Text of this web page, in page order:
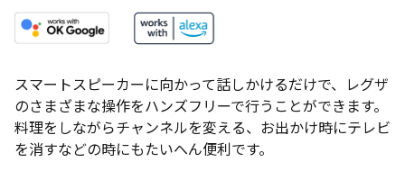
スマートスピーカーに向かって話しかけるだけで、レグザ
のさまざまな操作をハンズフリーで行うことができます。
料理をしながらチャンネルを変える、お出かけ時にテレビ
を消すなどの時にもたいへん便利です。